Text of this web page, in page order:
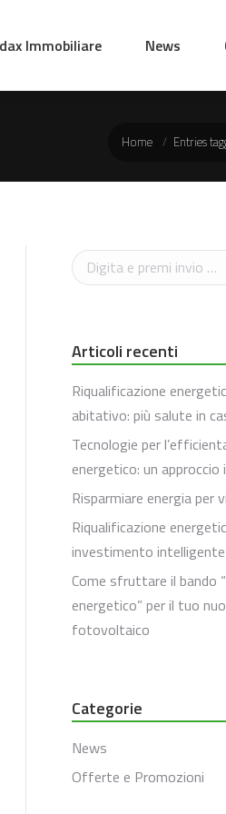
Immobiliare News
Home Entries
Cerca
Articoli recenti
Riqualificazione
abitativo: più salute in
Tecnologie per
energetico: un
Risparmiare energia per
Riqualificazione
investimento
Come sfruttare il bando
energetico” per il tuo
fotovoltaico
Categorie
News
Offerte e Promozioni